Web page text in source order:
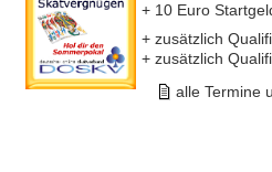
+ 10 Euro
+ zusätzlich
+ zusätzlich
alle Termine